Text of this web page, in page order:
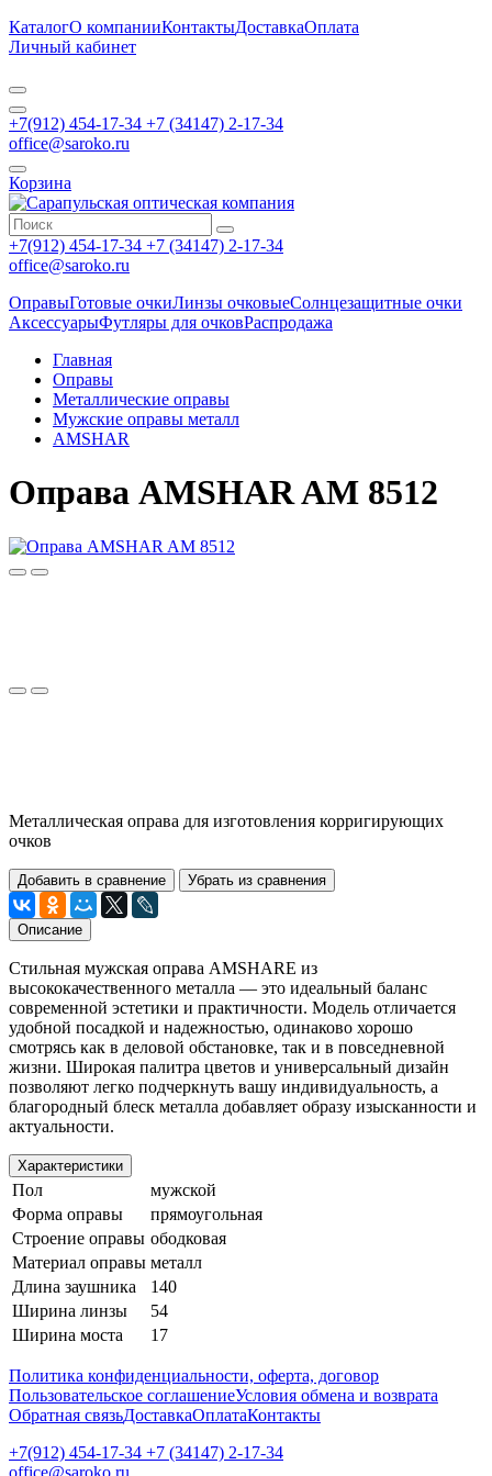
КаталогО компанииКонтактыДоставкаОплата
Личный кабинет
+7(912) 454-17-34 +7 (34147) 2-17-34
office@saroko.ru
Корзина
+7(912) 454-17-34 +7 (34147) 2-17-34
office@saroko.ru
ОправыГотовые очкиЛинзы очковыеСолнцезащитные очки
АксессуарыФутляры для очковРаспродажа
Главная
Оправы
Металлические оправы
Мужские оправы металл
AMSHAR
Оправа AMSHAR AM 8512
Металлическая оправа для изготовления корригирующих
очков
Добавить в сравнение Убрать из сравнения
Описание
Стильная мужская оправа AMSHARE из
высококачественного металла — это идеальный баланс
современной эстетики и практичности. Модель отличается
удобной посадкой и надежностью, одинаково хорошо
смотрясь как в деловой обстановке, так и в повседневной
жизни. Широкая палитра цветов и универсальный дизайн
позволяют легко подчеркнуть вашу индивидуальность, а
благородный блеск металла добавляет образу изысканности и
актуальности.
Характеристики
Пол
мужской
Форма оправы
прямоугольная
Строение оправы ободковая
Материал оправы металл
Длина заушника
140
Ширина линзы
54
Ширина моста
17
Политика конфиденциальности, оферта, договор
Пользовательское соглашениеУсловия обмена и возврата
Обратная связьДоставкаОплатаКонтакты
+7(912) 454-17-34 +7 (34147) 2-17-34
office@saroko.ru